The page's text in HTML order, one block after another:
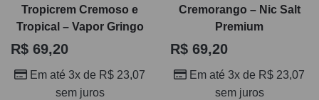
Tropicrem Cremoso e
Tropical – Vapor Gringo
R$ 69,20
Em até 3x de R$ 23,07
sem juros
Cremorango – Nic Salt
Premium
R$ 69,20
Em até 3x de R$ 23,07
sem juros